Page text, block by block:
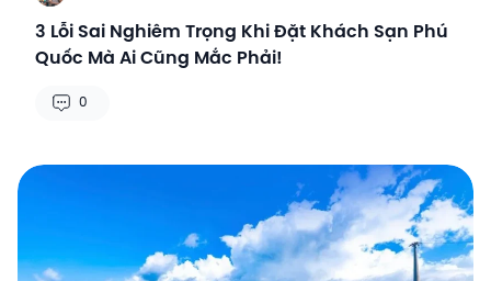
3 Lỗi Sai Nghiêm Trọng Khi Đặt Khách Sạn Phú
Quốc Mà Ai Cũng Mắc Phải!
0